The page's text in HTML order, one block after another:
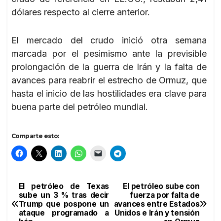
dólares respecto al cierre anterior.
El mercado del crudo inició otra semana
marcada por el pesimismo ante la previsible
prolongación de la guerra de Irán y la falta de
avances para reabrir el estrecho de Ormuz, que
hasta el inicio de las hostilidades era clave para
buena parte del petróleo mundial.
Comparte esto:
Navegación
de
El petróleo sube con
fuerza por falta de
avances entre Estados
Unidos e Irán y tensión
El petróleo de Texas
sube un 3 % tras decir
Trump que pospone un
ataque programado a